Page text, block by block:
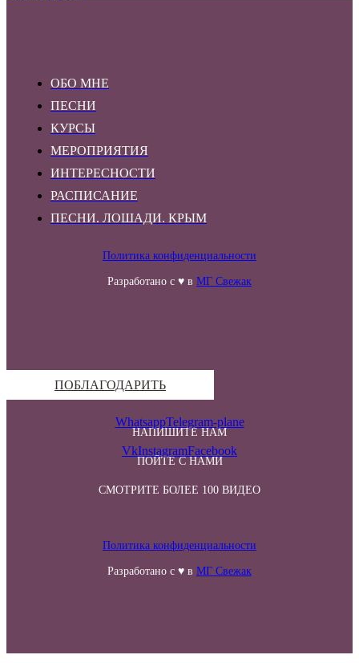
ОБО МНЕ
ПЕСНИ
КУРСЫ
МЕРОПРИЯТИЯ
ИНТЕРЕСНОСТИ
РАСПИСАНИЕ
ПЕСНИ. ЛОШАДИ. КРЫМ
Политика конфиденциальности
Разработано с ♥ в МГ Свежак
ПОБЛАГОДАРИТЬ
НАПИШИТЕ НАМ
WhatsappTelegram-plane
ПОЙТЕ С НАМИ
VkInstagramFacebook
СМОТРИТЕ БОЛЕЕ 100 ВИДЕО
Политика конфиденциальности
Разработано с ♥ в МГ Свежак